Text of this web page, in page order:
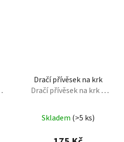
Dračí přívěsek na krk
Dračí přívěsek na krk –
(Original 3DMAC)
Skladem (>5 ks)